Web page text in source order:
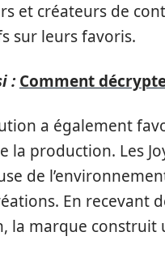
et créateurs de
sur leurs favoris.
: Comment
a également
la production. Les
de
En recevant
la marque construit